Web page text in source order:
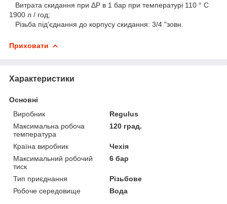
Витрата скидання при ΔΡ в 1 бар при температурі 110 ° С
1900 л / год;
Різьба під'єднання до корпусу скидання: 3/4 "зовн.
Приховати
Характеристики
Основні
Виробник
Regulus
Максимальна робоча
температура
120 град.
Країна виробник
Чехія
Максимальний робочий
тиск
6 бар
Тип приєднання
Різьбове
Робоче середовище
Вода